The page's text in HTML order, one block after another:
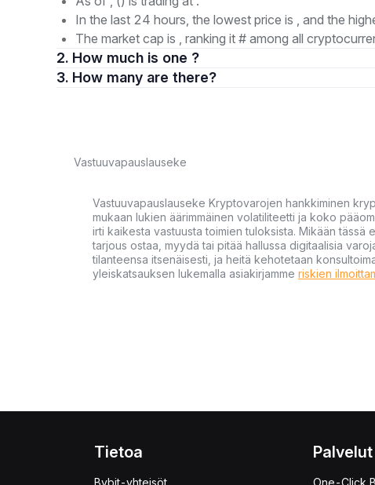
In the last 24 hours, the lowest price is , and the
The market cap is , ranking it # among all
2. How much is one ?
3. How many are there?
Vastuuvapauslauseke
Vastuuvapauslauseke Kryptovarojen hankkiminen
mukaan lukien äärimmäinen volatiliteetti ja koko
irti kaikesta vastuusta toimien tuloksista. Mikään
tarjous ostaa, myydä tai pitää hallussa digitaalisia
tilanteensa itsenäisesti, ja heitä kehotetaan
yleiskatsauksen lukemalla asiakirjamme riskien
Tietoa
Bybit-yhteisöt
Palvelut
One-Click